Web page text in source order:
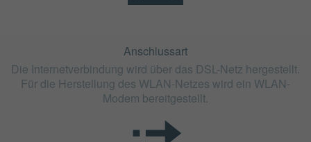
Anschlussart
Die Internetverbindung wird über das DSL-Netz hergestellt.
Für die Herstellung des WLAN-Netzes wird ein WLAN-
Modem bereitgestellt.